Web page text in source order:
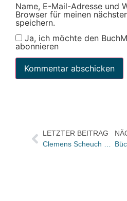
Name, E-Mail-Adresse und
Browser für meinen
speichern.
Ja, ich möchte den
abonnieren
LETZTER BEITRAG